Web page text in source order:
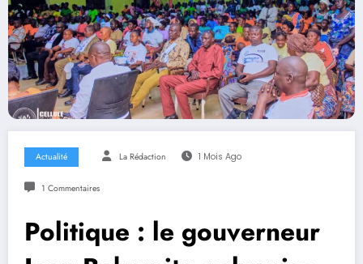
Actualité La Rédaction 1 Mois Ago
1 Commentaires
Politique : le gouverneur